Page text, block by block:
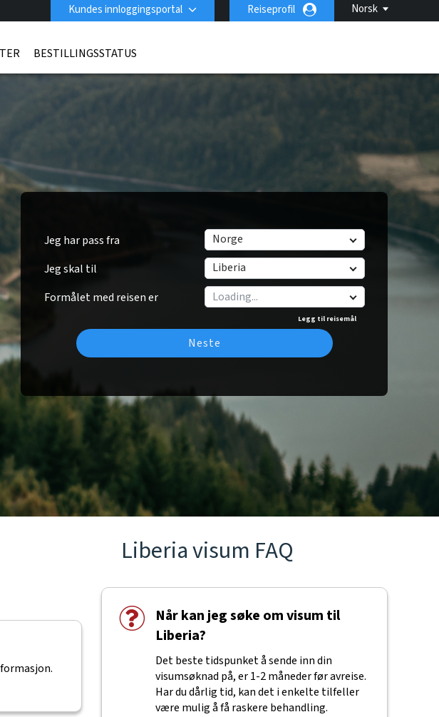
Norsk
Kundes innloggingsportal Reiseprofil
BESTILLINGSSTATUS
Jeg har pass fra
Norge
Jeg skal til
Liberia
Formålet med reisen er
Legg til reisemål
Neste
Liberia visum FAQ
Når kan jeg søke om visum til
Liberia?
Det beste tidspunket å sende inn din
visumsøknad på, er 1-2 måneder før avreise.
Har du dårlig tid, kan det i enkelte tilfeller
være mulig å få raskere behandling.